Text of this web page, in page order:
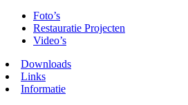
Foto’s
Restauratie Projecten
Video’s
Downloads
Links
Informatie